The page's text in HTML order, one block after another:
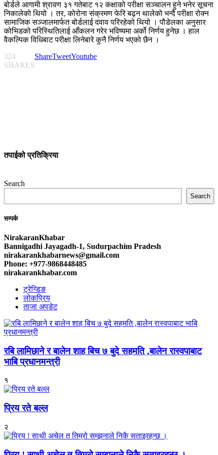
बोर्डले आगामी श्रावण ३१ गतेबाट १२ कक्षाको परीक्षा सञ्चालन हुने भनेर सूचना
निकालेको थियो । तर, कोरोना संक्रमण फेरि बढ्न थालेको भन्दै परीक्षा रोक्न
सामाजिक सञ्जालमार्फत बोर्डलाई दवाव परिरहेको थियो । पौडेलका अनुसार
कोभिडको परिस्थितिलाई आँकलन गरेर भविष्यमा अर्को निर्णय हुनेछ । हाल
वैकल्पिक विधिबाट परीक्षा लिनेबारे कुनै निर्णय भएको छैन ।
324
SHARES
ShareTweetYoutube
तपाईको प्रतिक्रिया
Search
Search
सम्पर्क
NirakaranKhabar
Bannigadhi Jayagadh-1, Sudurpachim Pradesh
nirakarankhabarnews@gmail.com
Phone: +977-9868448485
nirakarankhabar.com
ट्रेन्डिङ
लोकप्रिय
ताजा अपडेट
रबि लामिछाने र बालेन शाह बिच ७ बुदे सहमति ,बालेन रास्वपाबाट
भाबि प्रधानमन्त्री
१
प्रिय रते बल्ल
२